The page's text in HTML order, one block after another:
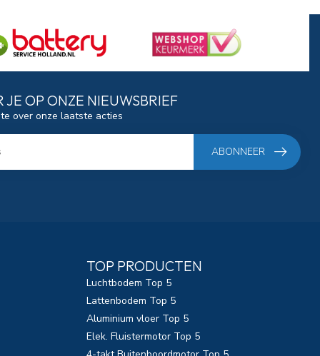
JE OP ONZE NIEUWSBRIEF
over onze laatste acties
ABONNEER
TOP PRODUCTEN
Luchtbodem Top 5
Lattenbodem Top 5
Aluminium vloer Top 5
Elek. Fluistermotor Top 5